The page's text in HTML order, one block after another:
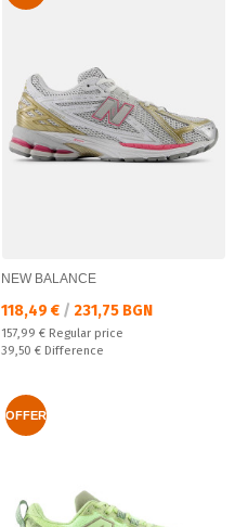
NEW BALANCE
Текуща цена:
118,49 € / 231,75 BGN
Regular price:
157,99 € Regular price
Спестявате:
39,50 € Difference
OFFER